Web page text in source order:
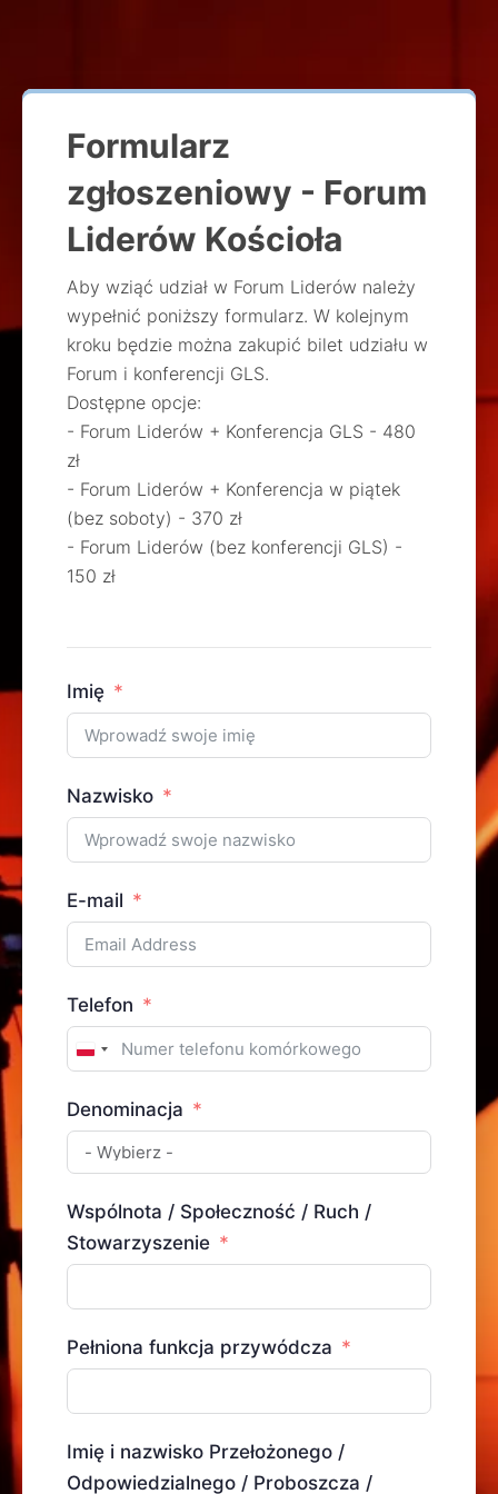
Formularz
zgłoszeniowy - Forum
Liderów Kościoła
Aby wziąć udział w Forum Liderów należy
wypełnić poniższy formularz. W kolejnym
kroku będzie można zakupić bilet udziału w
Forum i konferencji GLS.
Dostępne opcje:
- Forum Liderów + Konferencja GLS - 480
zł
- Forum Liderów + Konferencja w piątek
(bez soboty) - 370 zł
- Forum Liderów (bez konferencji GLS) -
150 zł
Imię
Nazwisko
E-mail
Telefon
Poland
Denominacja
Wspólnota / Społeczność / Ruch /
Stowarzyszenie
Pełniona funkcja przywódcza
Imię i nazwisko Przełożonego /
Odpowiedzialnego / Proboszcza /